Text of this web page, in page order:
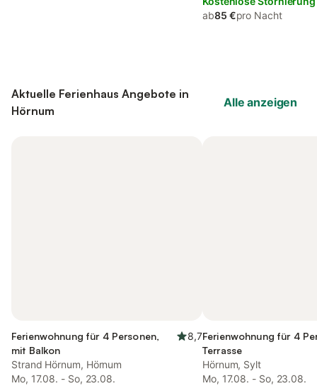
ab85 €pro Nacht
Aktuelle Ferienhaus Angebote in
Hörnum
Alle anzeigen
Ferienwohnung für 4 Personen,
mit Balkon
8,7
Strand Hörnum, Hörnum
Mo, 17.08. - So, 23.08.
Ferienwohnung für 4
Terrasse
Hörnum, Sylt
Mo, 17.08. - So, 23.08.